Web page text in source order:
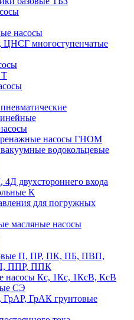
насосы
многоступенчатые
насосы ГНОМ
водокольцевые
двухстороннего входа
К
для погружных
масляные насосы
П, ПР, ПК, ПБ, ПВП,
ППР, ППК
насосы Кс, 1Кс, 1КсВ, КсВ
СЭ
ГрАР, ГрАК грунтовые